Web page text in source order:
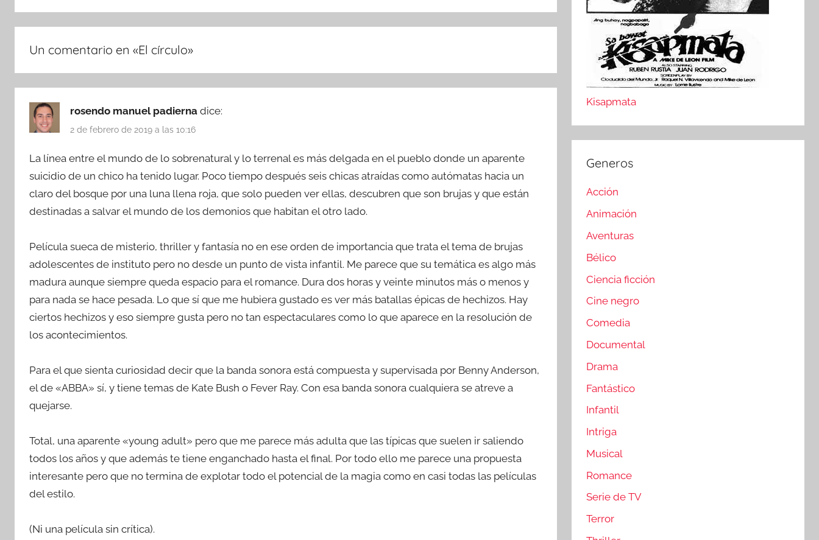
Un comentario en «El círculo»
rosendo manuel padierna dice:
2 de febrero de 2019 a las 10:16
La línea entre el mundo de lo sobrenatural y lo terrenal es más delgada en el pueblo donde un aparente
suicidio de un chico ha tenido lugar. Poco tiempo después seis chicas atraídas como autómatas hacia un
claro del bosque por una luna llena roja, que solo pueden ver ellas, descubren que son brujas y que están
destinadas a salvar el mundo de los demonios que habitan el otro lado.
Película sueca de misterio, thriller y fantasía no en ese orden de importancia que trata el tema de brujas
adolescentes de instituto pero no desde un punto de vista infantil. Me parece que su temática es algo más
madura aunque siempre queda espacio para el romance. Dura dos horas y veinte minutos más o menos y
para nada se hace pesada. Lo que sí que me hubiera gustado es ver más batallas épicas de hechizos. Hay
ciertos hechizos y eso siempre gusta pero no tan espectaculares como lo que aparece en la resolución de
los acontecimientos.
Para el que sienta curiosidad decir que la banda sonora está compuesta y supervisada por Benny Anderson,
el de «ABBA» sí, y tiene temas de Kate Bush o Fever Ray. Con esa banda sonora cualquiera se atreve a
quejarse.
Total, una aparente «young adult» pero que me parece más adulta que las típicas que suelen ir saliendo
todos los años y que además te tiene enganchado hasta el final. Por todo ello me parece una propuesta
interesante pero que no termina de explotar todo el potencial de la magia como en casi todas las películas
del estilo.
(Ni una película sin crítica).
Kisapmata
Generos
Acción
Animación
Aventuras
Bélico
Ciencia ficción
Cine negro
Comedia
Documental
Drama
Fantástico
Infantil
Intriga
Musical
Romance
Serie de TV
Terror